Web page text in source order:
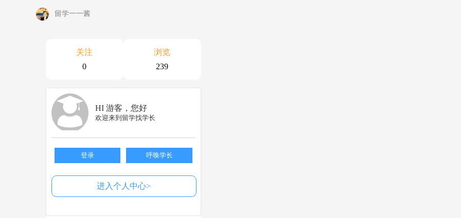
留学一一酱
关注
0
浏览
239
HI 游客，您好
欢迎来到留学找学长
登录 呼唤学长
进入个人中心>